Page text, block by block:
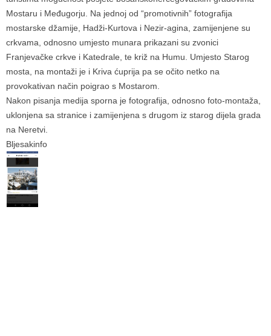
Mostaru i Međugorju. Na jednoj od “promotivnih” fotografija
mostarske džamije, Hadži-Kurtova i Nezir-agina, zamijenjene su
crkvama, odnosno umjesto munara prikazani su zvonici
Franjevačke crkve i Katedrale, te križ na Humu. Umjesto Starog
mosta, na montaži je i Kriva ćuprija pa se očito netko na
provokativan način poigrao s Mostarom.
Nakon pisanja medija sporna je fotografija, odnosno foto-montaža,
uklonjena sa stranice i zamijenjena s drugom iz starog dijela grada
na Neretvi.
Bljesakinfo